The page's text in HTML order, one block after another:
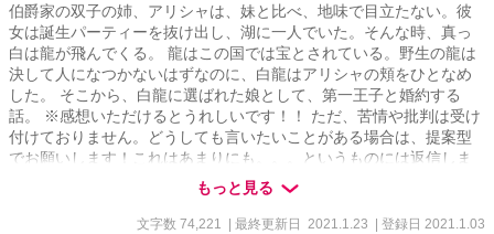
伯爵家の双子の姉、アリシャは、妹と比べ、地味で目立たない。彼
女は誕生パーティーを抜け出し、湖に一人でいた。そんな時、真っ
白は龍が飛んでくる。 龍はこの国では宝とされている。野生の龍は
決して人になつかないはずなのに、白龍はアリシャの頬をひとなめ
した。 そこから、白龍に選ばれた娘として、第一王子と婚約する
話。 ※感想いただけるとうれしいです！！ ただ、苦情や批判は受け
付けておりません。どうしても言いたいことがある場合は、提案型
でお願いします！これはあまりにも。。。というものには返信しま
せんので、あしからず。 （今後、UPするすべてにこの文言を載せる
予定です！！） ※小説家になろうサイト様でＵＰしているものを若
干修正してあります。
もっと見る
文字数 74,221 | 最終更新日 2021.1.23 | 登録日 2021.1.03